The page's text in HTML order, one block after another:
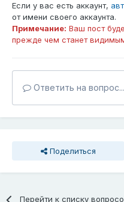
Если у вас есть аккаунт,
от имени своего аккаунта.
Примечание: Ваш пост
прежде чем станет
Ответить на вопрос...
Поделиться
Перейти к списку